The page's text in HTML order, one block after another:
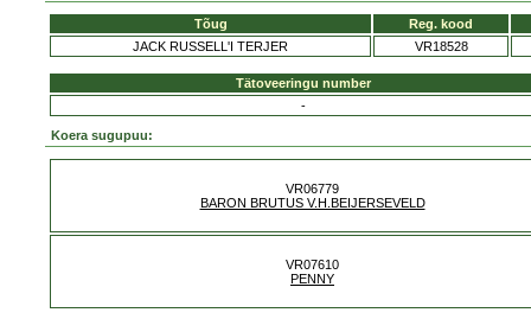
Tõug
Reg. kood
JACK RUSSELL'I TERJER
VR18528
Tätoveeringu number
-
Koera sugupuu:
VR06779
BARON BRUTUS V.H.BEIJERSEVELD
VR07610
PENNY